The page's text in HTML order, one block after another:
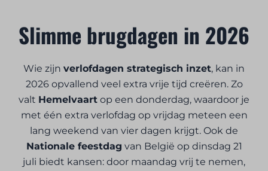
Slimme brugdagen in 2026
Wie zijn verlofdagen strategisch inzet, kan in
2026 opvallend veel extra vrije tijd creëren. Zo
valt Hemelvaart op een donderdag, waardoor je
met één extra verlofdag op vrijdag meteen een
lang weekend van vier dagen krijgt. Ook de
Nationale feestdag van België op dinsdag 21
juli biedt kansen: door maandag vrij te nemen,